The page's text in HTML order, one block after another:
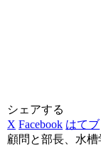
シェアする
X Facebook はてブ
顧問と部長、水